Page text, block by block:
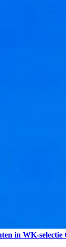
in WK-selectie